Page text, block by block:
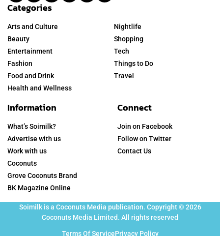
Categories
Arts and Culture
Beauty
Entertainment
Fashion
Food and Drink
Health and Wellness
Nightlife
Shopping
Tech
Things to Do
Travel
Information
What’s Soimilk?
Advertise with us
Work with us
Coconuts
Grove Coconuts Brand
BK Magazine Online
Connect
Join on Facebook
Follow on Twitter
Contact Us
Soimilk is a Coconuts Media publication. Copyright © 2026
Coconuts Media Limited. All rights reserved
Terms Of ServicePrivacy Policy